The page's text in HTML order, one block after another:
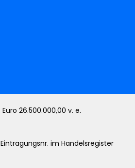
26.500.000,00 v. e.
im Handelsregister